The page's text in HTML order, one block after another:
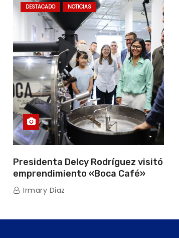
DESTACADO NOTICIAS
Presidenta Delcy Rodríguez visitó
emprendimiento «Boca Café»
que impulsa la producción
nacional hacia mercados
Irmary Diaz